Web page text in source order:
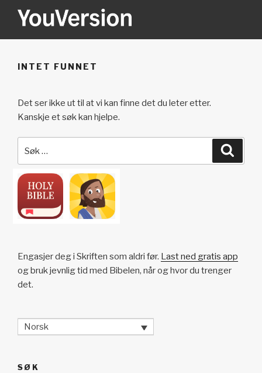
YOUVERSION
INTET FUNNET
Det ser ikke ut til at vi kan finne det du leter etter.
Kanskje et søk kan hjelpe.
Engasjer deg i Skriften som aldri før. Last ned gratis app
og bruk jevnlig tid med Bibelen, når og hvor du trenger
det.
Norsk
SØK